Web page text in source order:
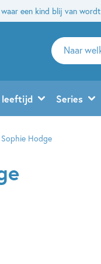
een kind blij van wordt
Zoeken
naar
en
uitgevers
leeftijd Series
Sophie Hodge